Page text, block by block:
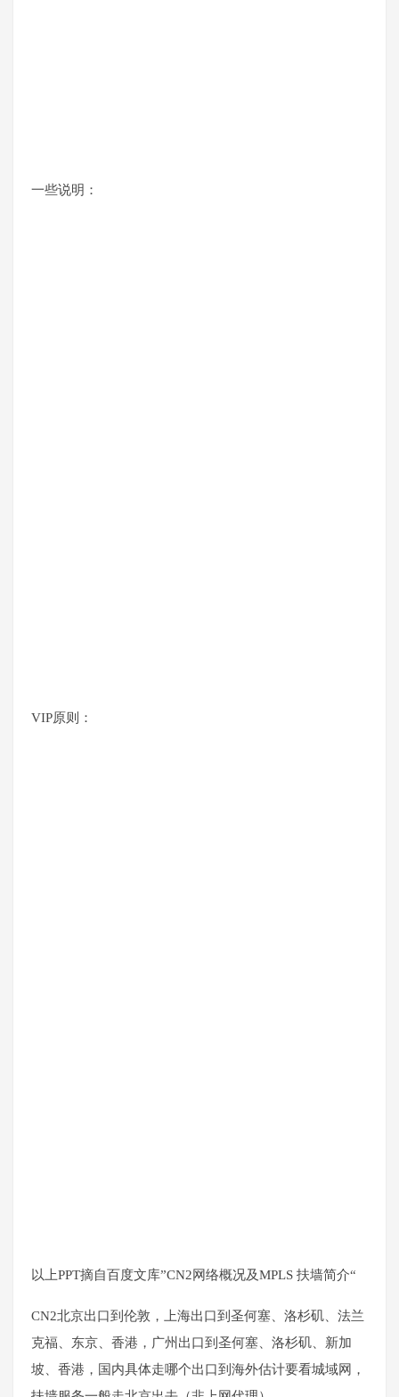
一些说明：
VIP原则：
以上PPT摘自百度文库”CN2网络概况及MPLS 扶墙简介“
CN2北京出口到伦敦，上海出口到圣何塞、洛杉矶、法兰
克福、东京、香港，广州出口到圣何塞、洛杉矶、新加
坡、香港，国内具体走哪个出口到海外估计要看城域网，